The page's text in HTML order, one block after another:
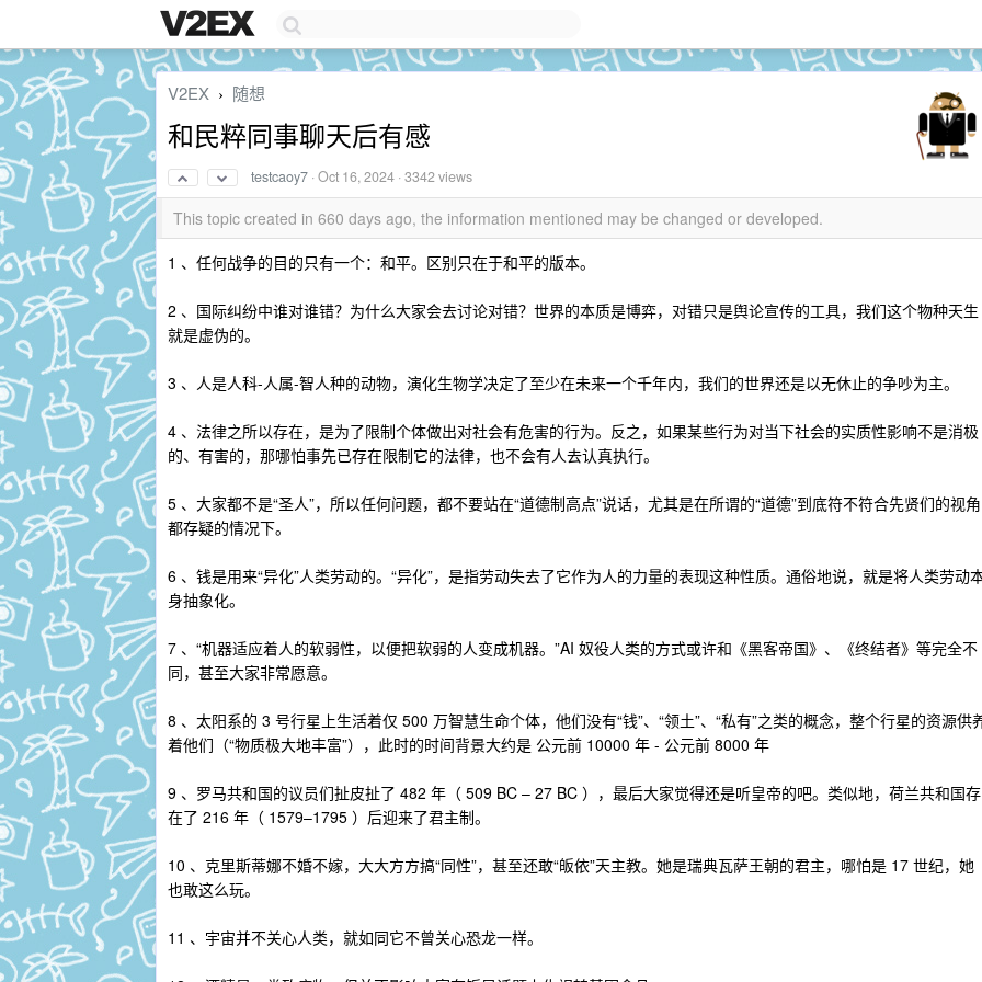
V2EX › 随想
和民粹同事聊天后有感
testcaoy7 ·Oct 16, 2024 · 3342 views
This topic created in 660 days ago, the information mentioned may be changed or developed.
1 、任何战争的目的只有一个：和平。区别只在于和平的版本。
2 、国际纠纷中谁对谁错？为什么大家会去讨论对错？世界的本质是博弈，对错只是舆论宣传的工具，我们这个物种天生
就是虚伪的。
3 、人是人科-人属-智人种的动物，演化生物学决定了至少在未来一个千年内，我们的世界还是以无休止的争吵为主。
4 、法律之所以存在，是为了限制个体做出对社会有危害的行为。反之，如果某些行为对当下社会的实质性影响不是消极
的、有害的，那哪怕事先已存在限制它的法律，也不会有人去认真执行。
5 、大家都不是“圣人”，所以任何问题，都不要站在“道德制高点”说话，尤其是在所谓的“道德”到底符不符合先贤们的视角
都存疑的情况下。
6 、钱是用来“异化”人类劳动的。“异化”，是指劳动失去了它作为人的力量的表现这种性质。通俗地说，就是将人类劳动
身抽象化。
7 、“机器适应着人的软弱性，以便把软弱的人变成机器。”AI 奴役人类的方式或许和《黑客帝国》、《终结者》等完全不
同，甚至大家非常愿意。
8 、太阳系的 3 号行星上生活着仅 500 万智慧生命个体，他们没有“钱”、“领土”、“私有”之类的概念，整个行星的资源供
着他们（“物质极大地丰富”），此时的时间背景大约是 公元前 10000 年 - 公元前 8000 年
9 、罗马共和国的议员们扯皮扯了 482 年（ 509 BC – 27 BC ），最后大家觉得还是听皇帝的吧。类似地，荷兰共和国存
在了 216 年（ 1579–1795 ）后迎来了君主制。
10 、克里斯蒂娜不婚不嫁，大大方方搞“同性”，甚至还敢“皈依”天主教。她是瑞典瓦萨王朝的君主，哪怕是 17 世纪，她
也敢这么玩。
11 、宇宙并不关心人类，就如同它不曾关心恐龙一样。